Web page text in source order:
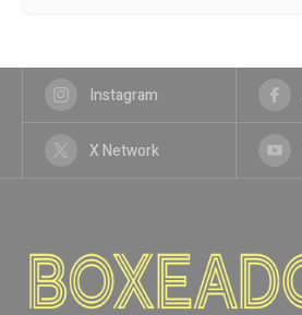
Instagram
X Network